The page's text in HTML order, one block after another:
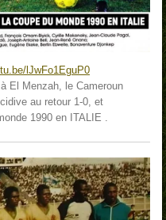
lJwFo1EguP0
El Menzah, le Cameroun
au retour 1-0, et
1990 en ITALIE .